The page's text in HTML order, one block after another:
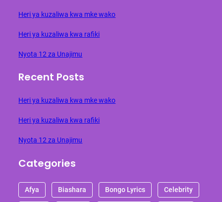
Heri ya kuzaliwa kwa mke wako
Heri ya kuzaliwa kwa rafiki
Nyota 12 za Unajimu
Recent Posts
Heri ya kuzaliwa kwa mke wako
Heri ya kuzaliwa kwa rafiki
Nyota 12 za Unajimu
Categories
Afya Biashara Bongo Lyrics Celebrity